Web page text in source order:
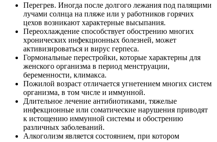
Перегрев. Иногда после долгого лежания под палящими
лучами солнца на пляже или у работников горячих
цехов возникают характерные высыпания.
Переохлаждение способствует обострению многих
хронических инфекционных болезней, может
активизироваться и вирус герпеса.
Гормональные перестройки, которые характерны для
женского организма в период менструации,
беременности, климакса.
Пожилой возраст отличается угнетением многих систем
организма, в том числе и иммунной.
Длительное лечение антибиотиками, тяжелые
инфекционные или соматические нарушения приводят
к истощению иммунной системы и обострению
различных заболеваний.
Алкоголизм является состоянием, при котором